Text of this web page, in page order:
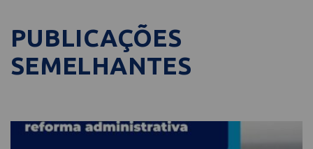
PUBLICAÇÕES
SEMELHANTES